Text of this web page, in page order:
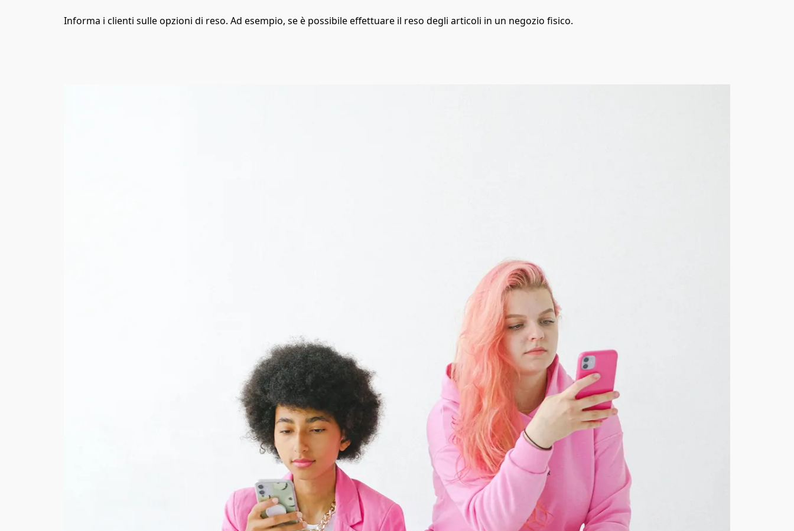
Informa i clienti sulle opzioni di reso. Ad esempio, se è possibile effettuare il reso degli articoli in un negozio fisico.